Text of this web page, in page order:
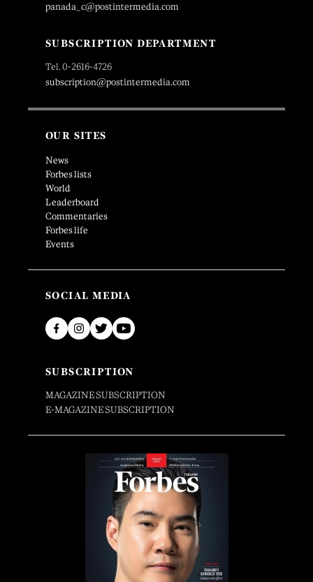
panada_c@postintermedia.com
SUBSCRIPTION DEPARTMENT
Tel. 0-2616-4726
subscription@postintermedia.com
OUR SITES
News
Forbes lists
World
Leaderboard
Commentaries
Forbes life
Events
SOCIAL MEDIA
SUBSCRIPTION
MAGAZINE SUBSCRIPTION
E-MAGAZINE SUBSCRIPTION